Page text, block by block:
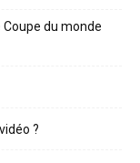
Coupe du monde
?